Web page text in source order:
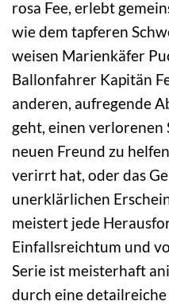
rosa Fee, erlebt
wie dem tapferen
weisen Marienkäfer
Ballonfahrer Kapitän
anderen, aufregende
geht, einen verlorenen
neuen Freund zu
verirrt hat, oder das
unerklärlichen
meistert jede
Einfallsreichtum und
Serie ist meisterhaft
durch eine